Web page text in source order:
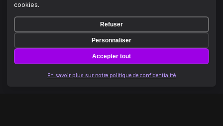
cookies.
Refuser
Personnaliser
Accepter tout
En savoir plus sur notre politique de confidentialité